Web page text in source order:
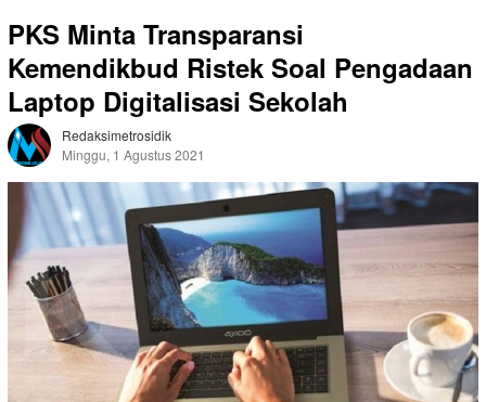
PKS Minta Transparansi
Kemendikbud Ristek Soal Pengadaan
Laptop Digitalisasi Sekolah
Redaksimetrosidik
Minggu, 1 Agustus 2021